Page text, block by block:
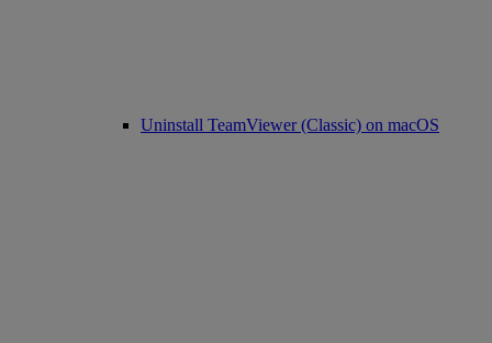
Uninstall TeamViewer (Classic) on macOS